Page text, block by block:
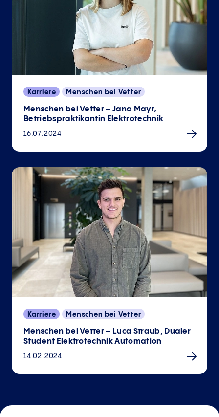
Karriere Menschen bei Vetter
Menschen bei Vetter – Jana Mayr,
Betriebspraktikantin Elektrotechnik
16.07.2024
Karriere Menschen bei Vetter
Menschen bei Vetter – Luca Straub, Dualer
Student Elektrotechnik Automation
14.02.2024